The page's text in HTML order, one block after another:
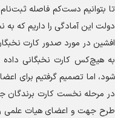
تا بتوانیم دست‌کم فاصله
دولت این آمادگی را داریم که
افشین در مورد صدور کارت
به هیچ‌کس کارت نخبگانی
شود، اما تصمیم گرفتیم برای
در مرحله نخست کارت برندگان
طرح جهت و اعضای هیات علمی را